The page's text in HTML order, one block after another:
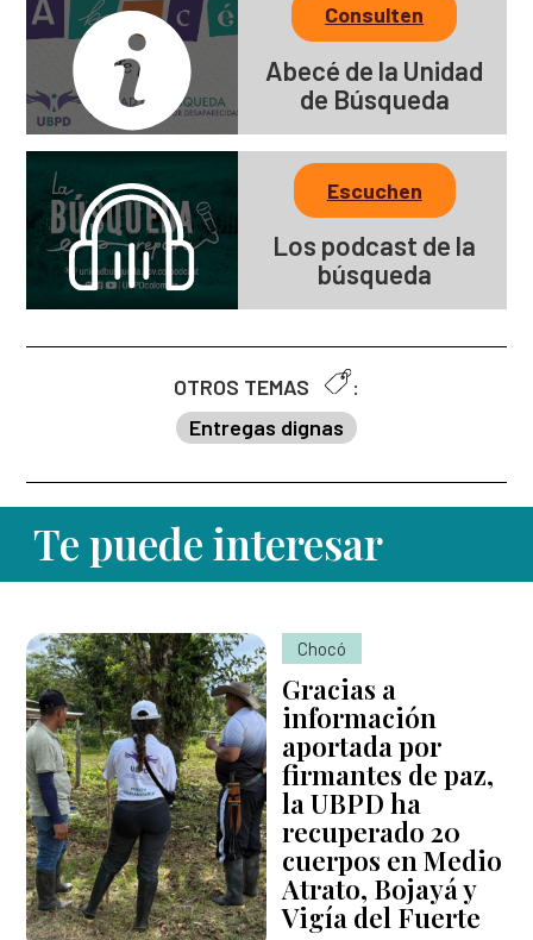
Consulten
Abecé de la Unidad
de Búsqueda
Escuchen
Los podcast de la
búsqueda
OTROS TEMAS
:
Entregas dignas
Te puede interesar
Chocó
Gracias a
información
aportada por
firmantes de paz,
la UBPD ha
recuperado 20
cuerpos en Medio
Atrato, Bojayá y
Vigía del Fuerte